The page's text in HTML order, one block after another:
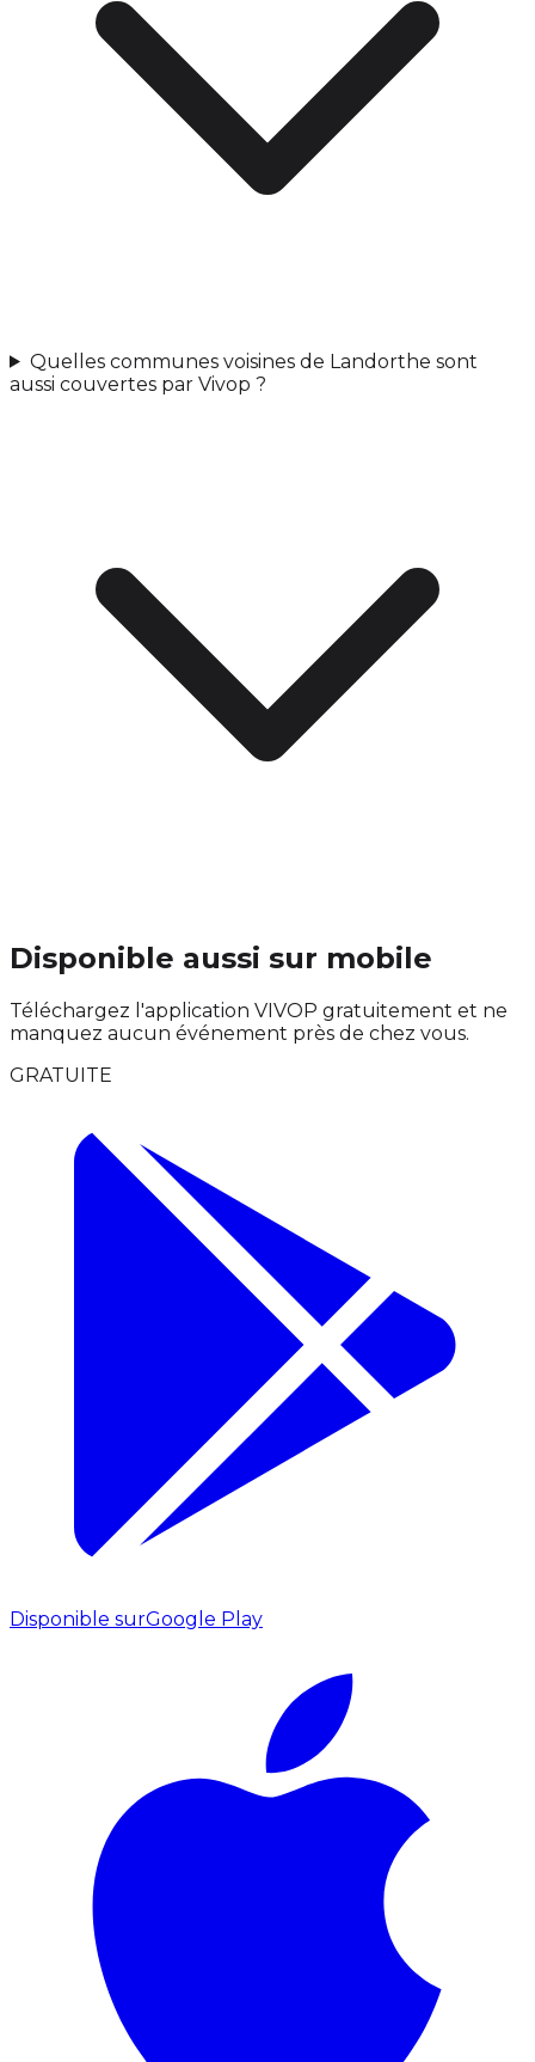
Quelles communes voisines de Landorthe sont
aussi couvertes par Vivop ?
Disponible aussi sur mobile
Téléchargez l'application VIVOP gratuitement et ne
manquez aucun événement près de chez vous.
GRATUITE
Disponible surGoogle Play